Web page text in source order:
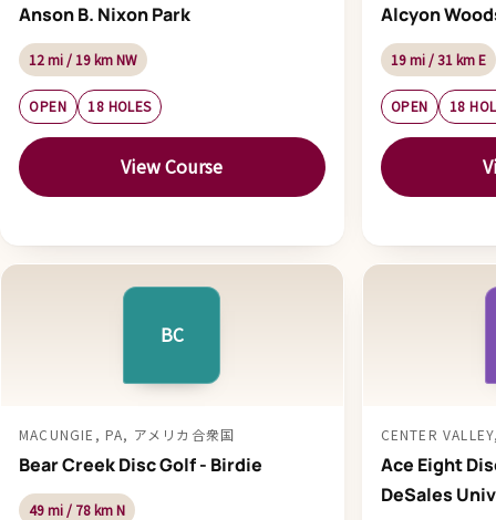
Anson B. Nixon Park
12 mi / 19 km NW
OPEN 18 HOLES
View Course
Alcyon
19 mi / 31 km E
OPEN 18
BC
MACUNGIE, PA, アメリカ合衆国
Bear Creek Disc Golf - Birdie
49 mi / 78 km N
CENTER
Ace Eight
DeSales